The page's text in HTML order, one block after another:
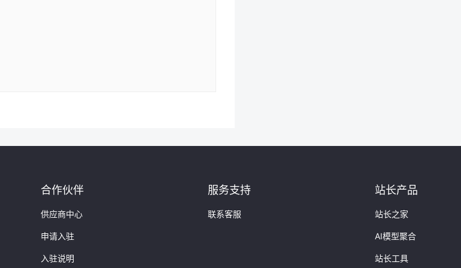
合作伙伴
供应商中心
申请入驻
入驻说明
服务支持
联系客服
站长产品
站长之家
AI模型聚合
站长工具